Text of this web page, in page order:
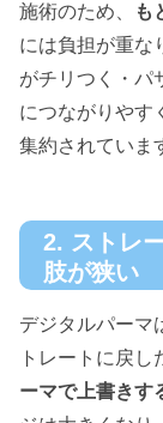
施術のため、
も
には負担が重な
がチリつく・パ
につながりやす
集約されていま
2. ストレ
肢が狭い
デジタルパーマ
トレートに戻し
ーマで上書きす